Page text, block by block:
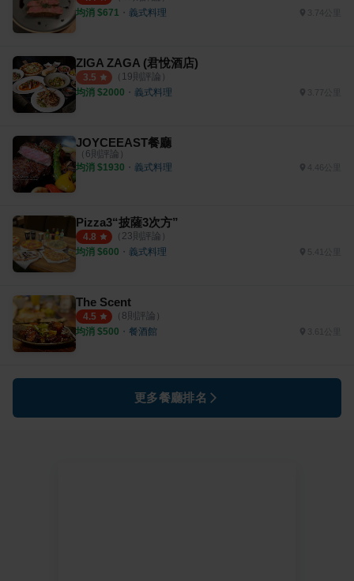
均消 $671 ・ 義式料理 3.74公里
ZIGA ZAGA (君悅酒店)
3.5 （ 19則評論）
均消 $2000 ・ 義式料理
JOYCEEAST餐廳
（ 6則評論）
均消 $1930 ・ 義式料理 4.46公里
Pizza3“披薩3次方”
4.8 （ 23則評論）
均消 $600 ・ 義式料理 5.41公里
The Scent
4.5 （ 8則評論）
均消 $500 ・ 餐酒館
更多餐廳排名